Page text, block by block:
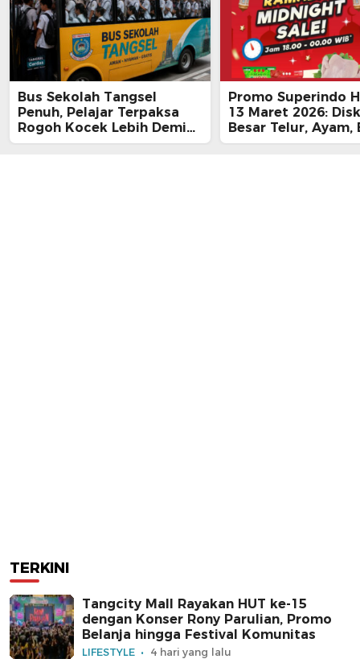
Bus Sekolah Tangsel
Penuh, Pelajar Terpaksa
Rogoh Kocek Lebih Demi
Tiba Tepat Waktu
Promo Superindo
13 Maret 2026:
Besar Telur, Ayam,
hingga Daging,
TERKINI
Tangcity Mall Rayakan HUT ke-15
dengan Konser Rony Parulian, Promo
Belanja hingga Festival Komunitas
LIFESTYLE 4 hari yang lalu